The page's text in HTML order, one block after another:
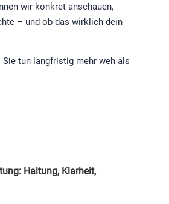
wir konkret anschauen,
– und ob das wirklich dein
Sie tun langfristig mehr weh als
Haltung, Klarheit,